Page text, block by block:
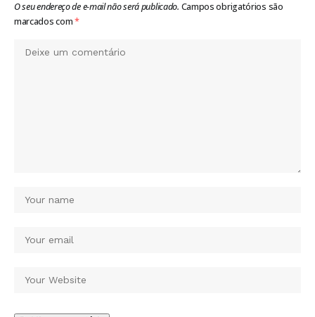
O seu endereço de e-mail não será publicado. Campos obrigatórios são
marcados com*